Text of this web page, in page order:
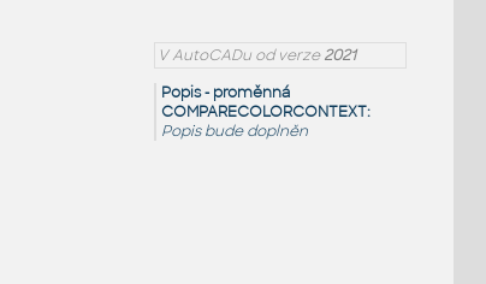
V AutoCADu od verze2021
Popis - proměnná
COMPARECOLORCONTEXT:
Popis bude doplněn